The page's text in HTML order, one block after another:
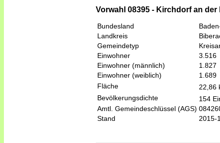
Vorwahl 08395 - Kirchdorf an der
Bundesland
Landkreis
Gemeindetyp
Einwohner
3.516
Einwohner (männlich)
1.827
Einwohner (weiblich)
1.689
Fläche
22,86
Bevölkerungsdichte
154
Amtl. Gemeindeschlüssel (AGS)
Stand
2015-